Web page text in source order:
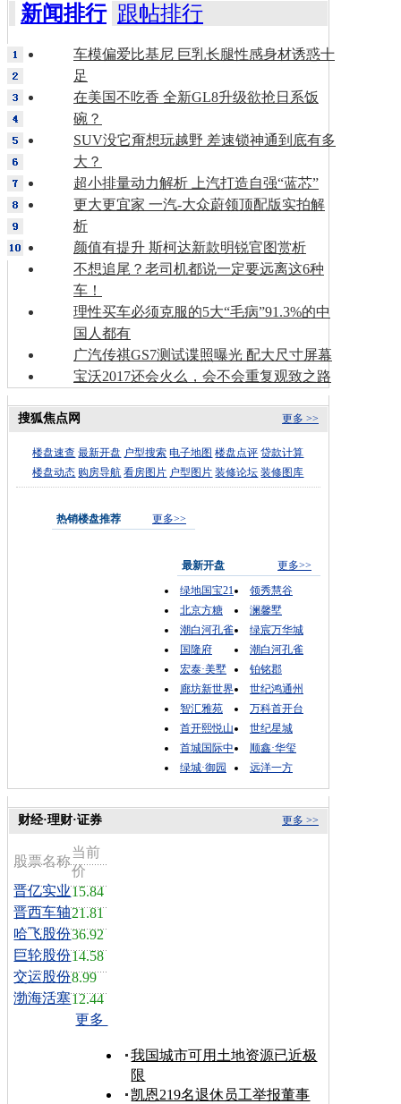
新闻排行 跟帖排行
车模偏爱比基尼 巨乳长腿性感身材诱惑十
足
在美国不吃香 全新GL8升级欲抢日系饭
碗？
SUV没它甭想玩越野 差速锁神通到底有多
大？
超小排量动力解析 上汽打造自强“蓝芯”
更大更宜家 一汽-大众蔚领顶配版实拍解
析
颜值有提升 斯柯达新款明锐官图赏析
不想追尾？老司机都说一定要远离这6种
车！
理性买车必须克服的5大“毛病”91.3%的中
国人都有
广汽传祺GS7测试谍照曝光 配大尺寸屏幕
宝沃2017还会火么，会不会重复观致之路
更多 >>
搜狐焦点网
楼盘速查 最新开盘 户型搜索 电子地图 楼盘点评 贷款计算
楼盘动态 购房导航 看房图片 户型图片 装修论坛 装修图库
热销楼盘推荐 更多>>
最新开盘
更多>>
绿地国宝21
领秀慧谷
北京方糖
澜馨墅
潮白河孔雀
绿宸万华城
国隆府
潮白河孔雀
宏泰·美墅
铂铭郡
廊坊新世界
世纪鸿通州
智汇雅苑
万科首开台
首开熙悦山
世纪星城
首城国际中
顺鑫·华玺
绿城·御园
远洋一方
更多 >>
财经·理财·证券
股票名称
当前
价
晋亿实业15.84
晋西车轴21.81
哈飞股份36.92
巨轮股份14.58
交运股份8.99
渤海活塞12.44
更多
我国城市可用土地资源已近极
限
凯恩219名退休员工举报董事